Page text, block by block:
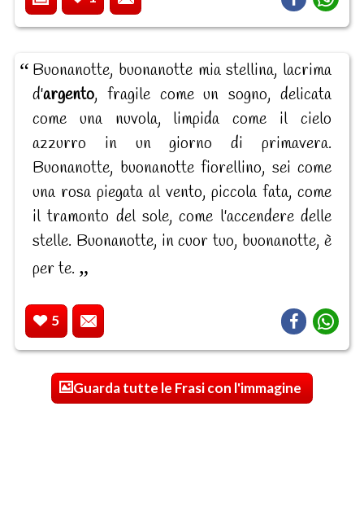
Buonanotte, buonanotte mia stellina, lacrima
d'argento, fragile come un sogno, delicata
come una nuvola, limpida come il cielo
azzurro in un giorno di primavera.
Buonanotte, buonanotte fiorellino, sei come
una rosa piegata al vento, piccola fata, come
il tramonto del sole, come l'accendere delle
stelle. Buonanotte, in cuor tuo, buonanotte, è
per te.
5
Guarda tutte le Frasi con l'immagine